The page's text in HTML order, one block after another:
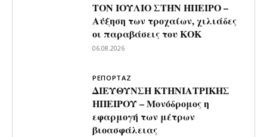
ΤΟΝ ΙΟΥΛΙΟ ΣΤΗΝ ΗΠΕΙΡΟ –
Αύξηση των τροχαίων, χιλιάδες
οι παραβάσεις του ΚΟΚ
06.08.2026
ΡΕΠΟΡΤΑΖ
ΔΙΕΥΘΥΝΣΗ ΚΤΗΝΙΑΤΡΙΚΗΣ
ΗΠΕΙΡΟΥ – Μονόδρομος η
εφαρμογή των μέτρων
βιοασφάλειας